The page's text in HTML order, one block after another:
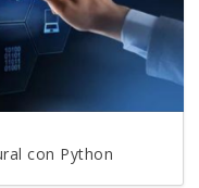
con Python